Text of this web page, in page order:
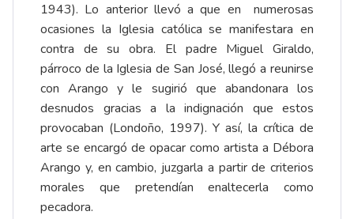
1943). Lo anterior llevó a que en numerosas
ocasiones la Iglesia católica se manifestara en
contra de su obra. El padre Miguel Giraldo,
párroco de la Iglesia de San José, llegó a reunirse
con Arango y le sugirió que abandonara los
desnudos gracias a la indignación que estos
provocaban (Londoño, 1997). Y así, la crítica de
arte se encargó de opacar como artista a Débora
Arango y, en cambio, juzgarla a partir de criterios
morales que pretendían enaltecerla como
pecadora.